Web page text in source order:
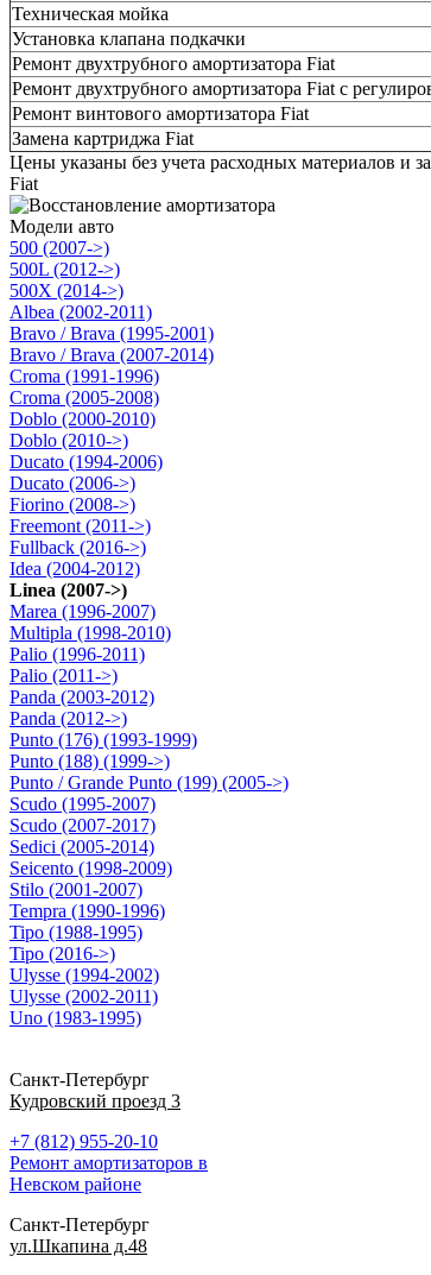
Техническая мойка
Установка клапана подкачки
Ремонт двухтрубного амортизатора Fiat
Ремонт двухтрубного амортизатора Fiat с
Ремонт винтового амортизатора Fiat
Замена картриджа Fiat
Цены указаны без учета расходных материалов и
Fiat
Модели авто
500 (2007->)
500L (2012->)
500X (2014->)
Albea (2002-2011)
Bravo / Brava (1995-2001)
Bravo / Brava (2007-2014)
Croma (1991-1996)
Croma (2005-2008)
Doblo (2000-2010)
Doblo (2010->)
Ducato (1994-2006)
Ducato (2006->)
Fiorino (2008->)
Freemont (2011->)
Fullback (2016->)
Idea (2004-2012)
Linea (2007->)
Marea (1996-2007)
Multipla (1998-2010)
Palio (1996-2011)
Palio (2011->)
Panda (2003-2012)
Panda (2012->)
Punto (176) (1993-1999)
Punto (188) (1999->)
Punto / Grande Punto (199) (2005->)
Scudo (1995-2007)
Scudo (2007-2017)
Sedici (2005-2014)
Seicento (1998-2009)
Stilo (2001-2007)
Tempra (1990-1996)
Tipo (1988-1995)
Tipo (2016->)
Ulysse (1994-2002)
Ulysse (2002-2011)
Uno (1983-1995)
Санкт-Петербург
Кудровский проезд 3
+7 (812) 955-20-10
Ремонт амортизаторов в
Невском районе
Санкт-Петербург
ул.Шкапина д.48